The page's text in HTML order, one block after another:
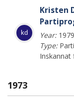
kd
Kristen
Year:1979
Type:
Inskannat
1973